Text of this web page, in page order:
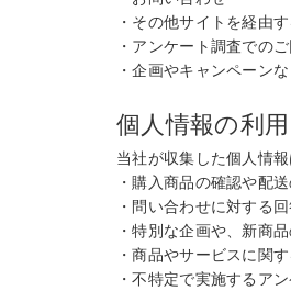
・その他サイトを経由
・アンケート調査での
・企画やキャンペーン
個人情報の利
当社が収集した個人情
・購入商品の確認や配
・問い合わせに対する
・特別な企画や、新商
・商品やサービスに関
・不特定で実施するア